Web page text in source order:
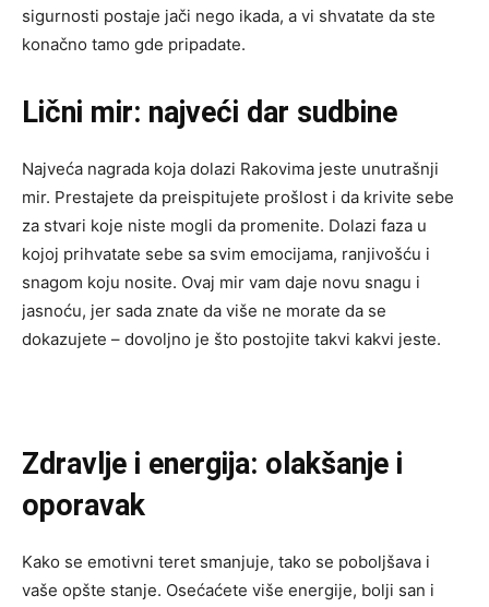
sigurnosti postaje jači nego ikada, a vi shvatate da ste
konačno tamo gde pripadate.
Lični mir: najveći dar sudbine
Najveća nagrada koja dolazi Rakovima jeste unutrašnji
mir. Prestajete da preispitujete prošlost i da krivite sebe
za stvari koje niste mogli da promenite. Dolazi faza u
kojoj prihvatate sebe sa svim emocijama, ranjivošću i
snagom koju nosite. Ovaj mir vam daje novu snagu i
jasnoću, jer sada znate da više ne morate da se
dokazujete – dovoljno je što postojite takvi kakvi jeste.
Zdravlje i energija: olakšanje i
oporavak
Kako se emotivni teret smanjuje, tako se poboljšava i
vaše opšte stanje. Osećaćete više energije, bolji san i